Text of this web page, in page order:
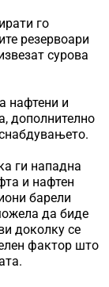
го
резервоари
сурова
нафтени и
дополнително
ги нападна
и нафтен
барели
да биде
доколку се
фактор што